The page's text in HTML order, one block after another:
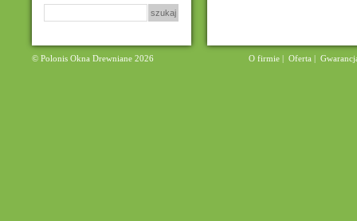
© Polonis Okna Drewniane 2026 O firmie | Oferta |